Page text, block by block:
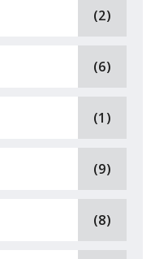
(2)
(6)
(1)
(9)
(8)